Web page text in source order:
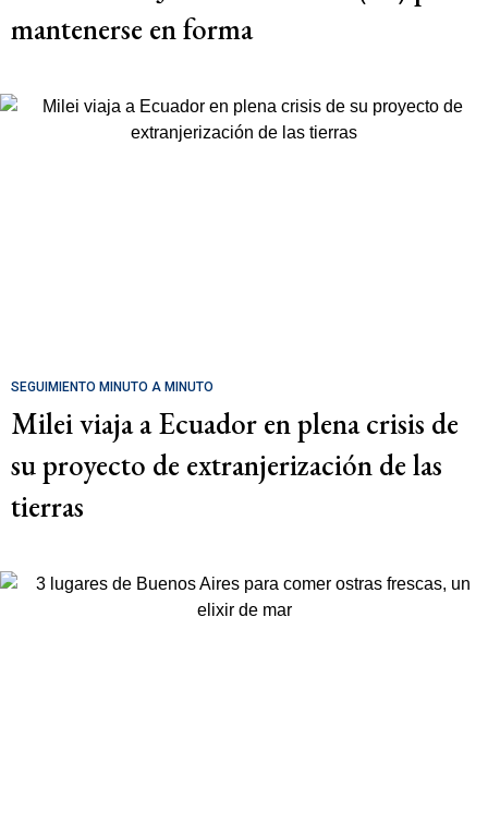
mantenerse en forma
SEGUIMIENTO MINUTO A MINUTO
Milei viaja a Ecuador en plena crisis de
su proyecto de extranjerización de las
tierras